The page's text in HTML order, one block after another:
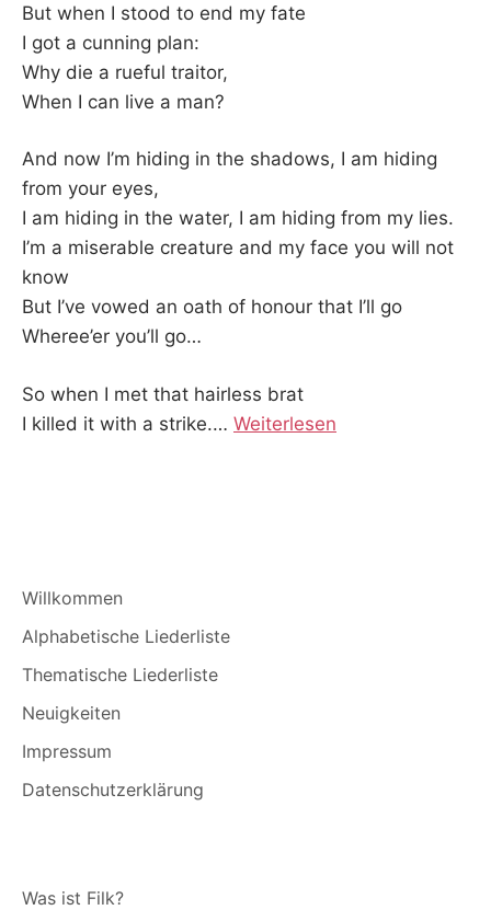
But when I stood to end my fate
I got a cunning plan:
Why die a rueful traitor,
When I can live a man?
And now I’m hiding in the shadows, I am hiding
from your eyes,
I am hiding in the water, I am hiding from my lies.
I’m a miserable creature and my face you will not
know
But I’ve vowed an oath of honour that I’ll go
Wheree’er you’ll go…
So when I met that hairless brat
I killed it with a strike.… Weiterlesen
Willkommen
Alphabetische Liederliste
Thematische Liederliste
Neuigkeiten
Impressum
Datenschutzerklärung
Was ist Filk?